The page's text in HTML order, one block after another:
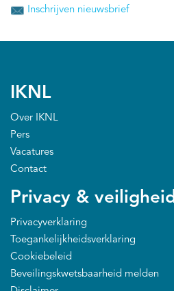
Inschrijven nieuwsbrief
IKNL
Over IKNL
Pers
Vacatures
Contact
Privacy & veiligheid
Privacyverklaring
Toegankelijkheidsverklaring
Cookiebeleid
Beveilingskwetsbaarheid melden